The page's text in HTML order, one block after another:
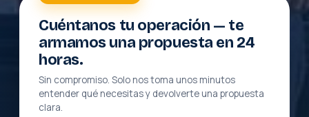
Cuéntanos tu operación — te
armamos una propuesta en 24
horas.
Sin compromiso. Solo nos toma unos minutos
entender qué necesitas y devolverte una propuesta
clara.